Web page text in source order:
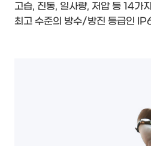
고습, 진동, 일사량, 저압 등 14가
최고 수준의 방수/방진 등급인